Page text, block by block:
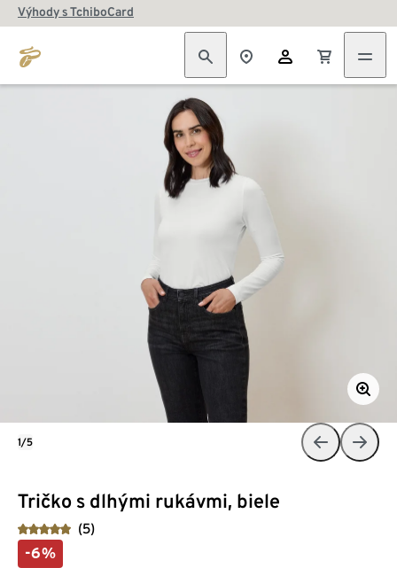
Výhody s TchiboCard
Tričko s dlhými rukávmi, biele
(5)
-6%
1/5